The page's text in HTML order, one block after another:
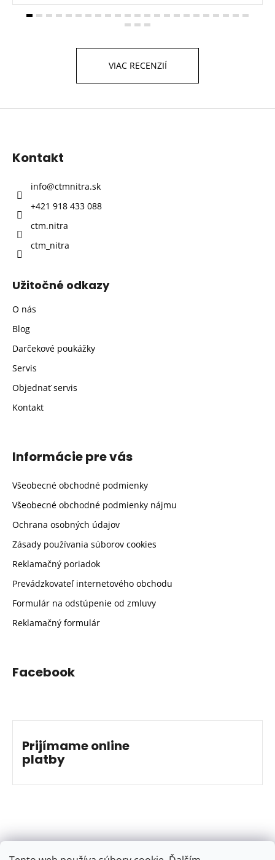
VIAC RECENZIÍ
Z
Kontakt
info@ctmnitra.sk
+421 918 433 088
ctm.nitra
ctm_nitra
Užitočné odkazy
O nás
Blog
Darčekové poukážky
Servis
Objednať servis
Kontakt
Informácie pre vás
Všeobecné obchodné podmienky
Všeobecné obchodné podmienky nájmu
Ochrana osobných údajov
Zásady používania súborov cookies
Reklamačný poriadok
Prevádzkovateľ internetového obchodu
Formulár na odstúpenie od zmluvy
Reklamačný formulár
Facebook
Prijímame online
platby